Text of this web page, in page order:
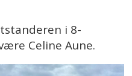
i 8-
Celine Aune.